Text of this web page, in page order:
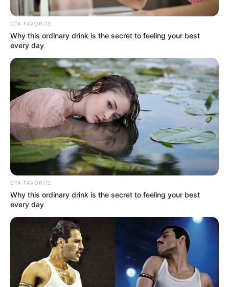
CTA FAVORITE
Why this ordinary drink is the secret to feeling your best
every day
CTA FAVORITE
Why this ordinary drink is the secret to feeling your best
every day